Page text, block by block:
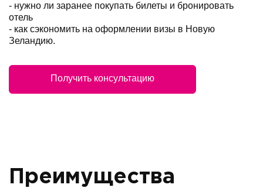
- нужно ли заранее покупать билеты и бронировать
отель
- как сэкономить на оформлении визы в Новую
Зеландию.
Получить консультацию
Преимущества